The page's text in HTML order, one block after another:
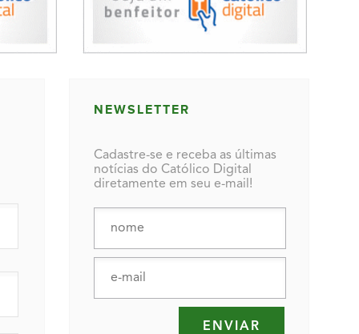
NEWSLETTER
Cadastre-se e receba as últimas
notícias do Católico Digital
diretamente em seu e-mail!